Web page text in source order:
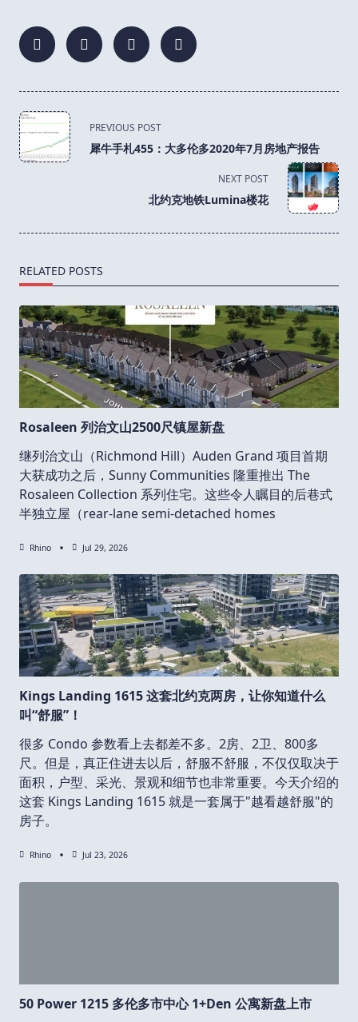
<span
class="nav-
subtitle
PREVIOUS POST
犀牛手札455：大多伦多2020年7月房地产报告
NEXT POST
北约克地铁Lumina楼花
RELATED POSTS
Rosaleen 列治文山2500尺镇屋新盘
继列治文山（Richmond Hill）Auden Grand 项目首期
大获成功之后，Sunny Communities 隆重推出 The
Rosaleen Collection 系列住宅。这些令人瞩目的后巷式
半独立屋（rear-lane semi-detached homes
Rhino Jul 29, 2026
Kings Landing 1615 这套北约克两房，让你知道什么
叫“舒服”！
很多 Condo 参数看上去都差不多。2房、2卫、800多
尺。但是，真正住进去以后，舒服不舒服，不仅仅取决于
面积，户型、采光、景观和细节也非常重要。今天介绍的
这套 Kings Landing 1615 就是一套属于"越看越舒服"的
房子。
Rhino Jul 23, 2026
50 Power 1215 多伦多市中心 1+Den 公寓新盘上市